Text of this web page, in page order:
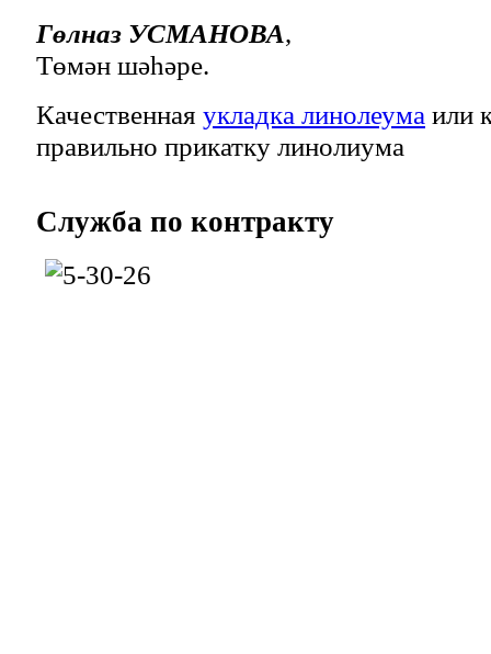
Гөлназ УСМАНОВА,
Төмән шәһәре.
Качественная укладка линолеума или
правильно прикатку линолиума
Служба по контракту